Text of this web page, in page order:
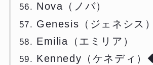
Nova（ノバ）
Genesis（ジェネシス
Emilia（エミリア）
Kennedy（ケネディ